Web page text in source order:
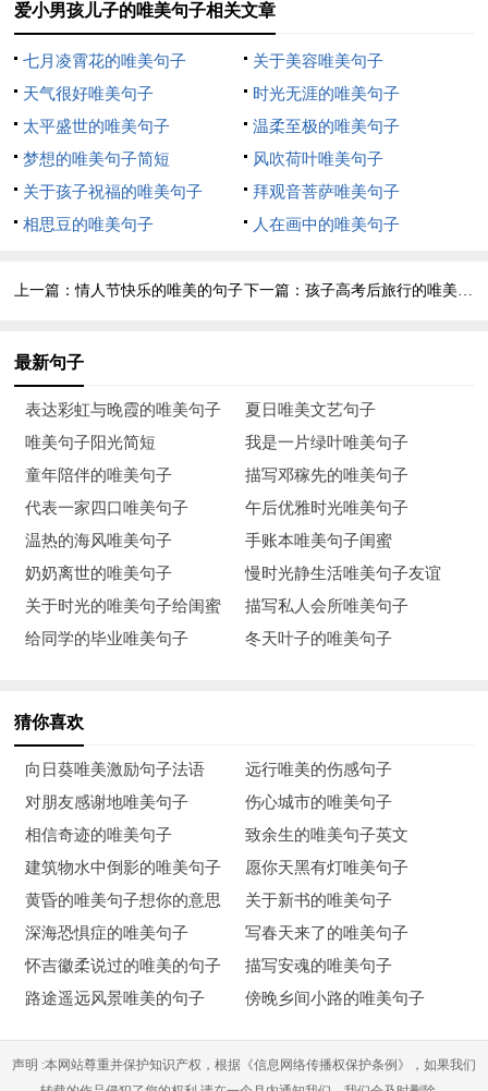
5、他大约有四岁。又黑又胖的小脸上，嵌着一个尖尖的翘鼻
子。长长的头发，好久没理了。浓浓的眉毛下闪着一对大眼睛，
乌黑的眼珠挺神气地转来转去。
7、树丛被拨开了，一个小孩的脑袋钻了进来，这是个男孩子，
寸多长，乱蓬蓬的，活像个喜鹊窝。
8、小玛拉哈(蒙古族)，眉清目秀，唇红齿白，圆脸蛋，高鼻
梁，一脑袋乌黑卷曲的头发，挺俊气的。只是耳朵长得老长，真
难看，可老人们说，那是“佛相”，有福气。
9、阳光下，只见一个身量不高，面色黑红的小男孩，浓眉下的
一双大眼睛格外有神。左臂上戴着红袖章，上面那“值日”两个字
十分显眼。
10、建华同学身材均匀，不胖不瘦，乌黑的头发梳成两条细长的
11、我的同学叫孟郁，她是一个调皮、聪明、可爱的小女孩。她
有一双又黑又亮的大眼睛，短头发、低鼻梁，一个薄嘴唇。她和
我一样，是个娇娇女，喜欢玩布娃娃。
12、如果说，这个世界上还有什么话能最完整，最准确的表达西
藏，我想除了“嗡嘛呢叭咪
13、我们班里的一个同学，他不但是我的好朋友，也是我的好邻
居。他有一双黑亮的眼睛，小小的嘴，小小的耳朵。他小时候留
有一条很细很细的马尾辫，听说是他奶奶给他扎的，十岁时剪掉
了。因为十岁是长大的标志，用俗语说就叫 长辫子 ，当然就不
用留辫子了。
爱小男孩儿子的唯美句子相关文章
七月凌霄花的唯美句子
关于美容唯美句子
天气很好唯美句子
时光无涯的唯美句子
太平盛世的唯美句子
温柔至极的唯美句子
梦想的唯美句子简短
风吹荷叶唯美句子
关于孩子祝福的唯美句子
拜观音菩萨唯美句子
相思豆的唯美句子
人在画中的唯美句子
上一篇：情人节快乐的唯美的句子下一篇： 孩子高考后旅行的唯美句子
最新句子
表达彩虹与晚霞的唯美句子
夏日唯美文艺句子
唯美句子阳光简短
我是一片绿叶唯美句子
童年陪伴的唯美句子
描写邓稼先的唯美句子
代表一家四口唯美句子
午后优雅时光唯美句子
温热的海风唯美句子
手账本唯美句子闺蜜
奶奶离世的唯美句子
慢时光静生活唯美句子友谊
关于时光的唯美句子给闺蜜
描写私人会所唯美句子
给同学的毕业唯美句子
冬天叶子的唯美句子
猜你喜欢
向日葵唯美激励句子法语
远行唯美的伤感句子
对朋友感谢地唯美句子
伤心城市的唯美句子
相信奇迹的唯美句子
致余生的唯美句子英文
建筑物水中倒影的唯美句子
愿你天黑有灯唯美句子
黄昏的唯美句子想你的意思
关于新书的唯美句子
深海恐惧症的唯美句子
写春天来了的唯美句子
怀吉徽柔说过的唯美的句子
描写安魂的唯美句子
路途遥远风景唯美的句子
傍晚乡间小路的唯美句子
声明 :本网站尊重并保护知识产权，根据《信息网络传播权保护条例》，如果我们